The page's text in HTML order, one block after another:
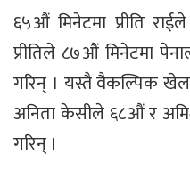
६५औं मिनेटमा प्रीति
प्रीतिले ८७औं मिनेटमा
गरिन् । यस्तै वैकल्पिक
अनिता केसीले ६८औं र
गरिन् ।